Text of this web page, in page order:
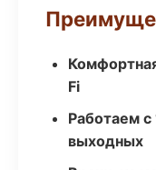
Fi
Работаем
выходных